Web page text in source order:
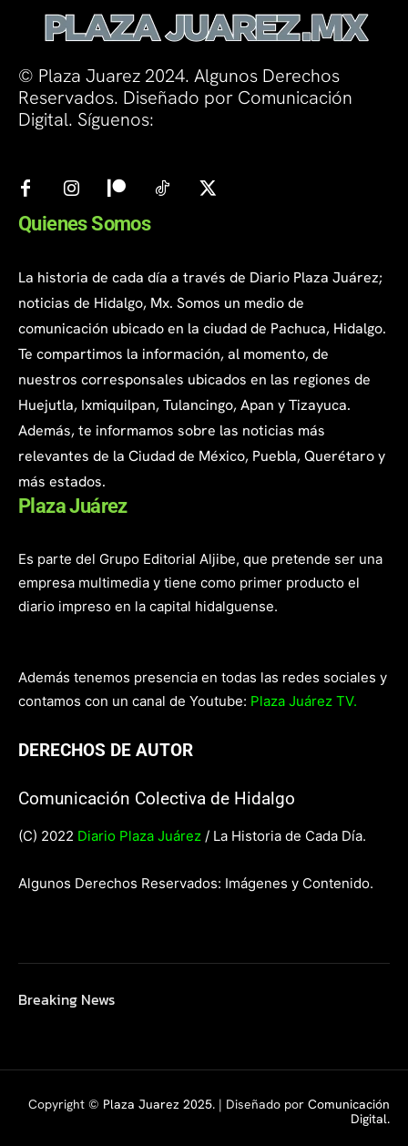
© Plaza Juarez 2024. Algunos Derechos
Reservados. Diseñado por Comunicación
Digital. Síguenos:
Quienes Somos
La historia de cada día a través de Diario Plaza Juárez;
noticias de Hidalgo, Mx. Somos un medio de
comunicación ubicado en la ciudad de Pachuca, Hidalgo.
Te compartimos la información, al momento, de
nuestros corresponsales ubicados en las regiones de
Huejutla, Ixmiquilpan, Tulancingo, Apan y Tizayuca.
Además, te informamos sobre las noticias más
relevantes de la Ciudad de México, Puebla, Querétaro y
más estados.
Plaza Juárez
Es parte del Grupo Editorial Aljibe, que pretende ser una
empresa multimedia y tiene como primer producto el
diario impreso en la capital hidalguense.
Además tenemos presencia en todas las redes sociales y
contamos con un canal de Youtube: Plaza Juárez TV.
DERECHOS DE AUTOR
Comunicación Colectiva de Hidalgo
(C) 2022 Diario Plaza Juárez / La Historia de Cada Día.
Algunos Derechos Reservados: Imágenes y Contenido.
Breaking News
Copyright © Plaza Juarez 2025. | Diseñado por Comunicación
Digital.